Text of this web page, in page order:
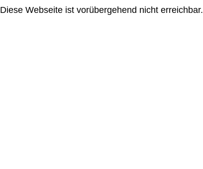
Diese Webseite ist vorübergehend nicht erreichbar.